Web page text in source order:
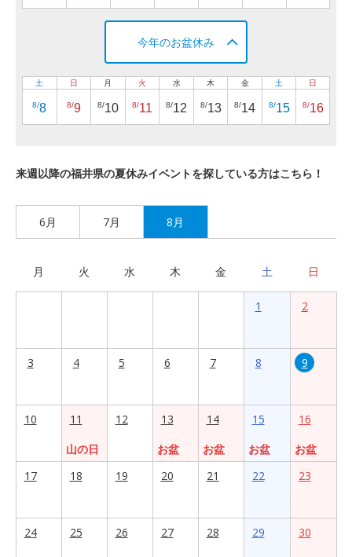
今年のお盆休み
土
8/8
日
8/9
月
8/10
火
8/11
水
8/12
木
8/13
金
8/14
土
8/15
日
8/16
来週以降の福井県の夏休みイベントを探している方はこちら！
6月 7月 8月
月 火 水 木 金 土 日
1 2
3 4 5 6 7 8 9
10
11
山の日
12
13
お盆
14
お盆
15
お盆
16
お盆
17
18 19 20 21 22 23
24 25 26 27 28 29 30